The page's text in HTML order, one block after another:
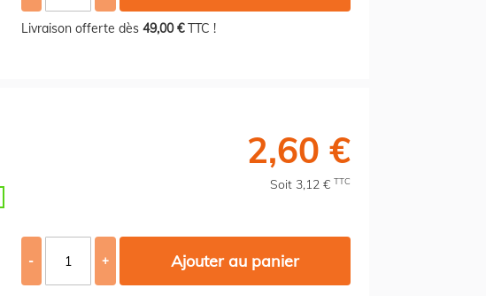
Livraison offerte dès 49,00 €TTC !
2,60 €
Soit 3,12 € TTC
- + Ajouter au panier